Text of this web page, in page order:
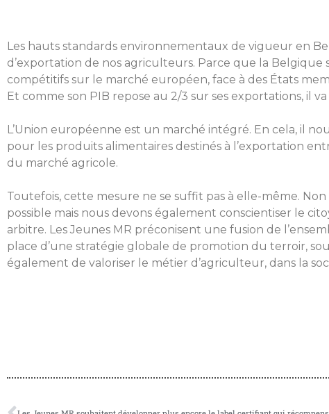
Les hauts standards environnementaux de vigueur en
d’exportation de nos agriculteurs. Parce que la
compétitifs sur le marché européen, face à des États
Et comme son PIB repose au 2/3 sur ses exportations, il
L’Union européenne est un marché intégré. En cela, il
pour les produits alimentaires destinés à l’exportation
du marché agricole.
Toutefois, cette mesure ne se suffit pas à elle-même.
possible mais nous devons également conscientiser le
arbitre. Les Jeunes MR préconisent une fusion de
place d’une stratégie globale de promotion du terroir,
également de valoriser le métier d’agriculteur, dans la